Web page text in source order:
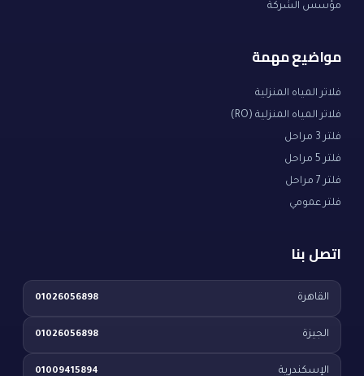
مؤسس الشركة
مواضيع مهمة
فلاتر المياه المنزلية
فلاتر المياه المنزلية (RO)
فلتر 3 مراحل
فلتر 5 مراحل
فلتر 7 مراحل
فلتر عمومي
اتصل بنا
القاهرة 01026056898
الجيزة 01026056898
الإسكندرية 01009415894